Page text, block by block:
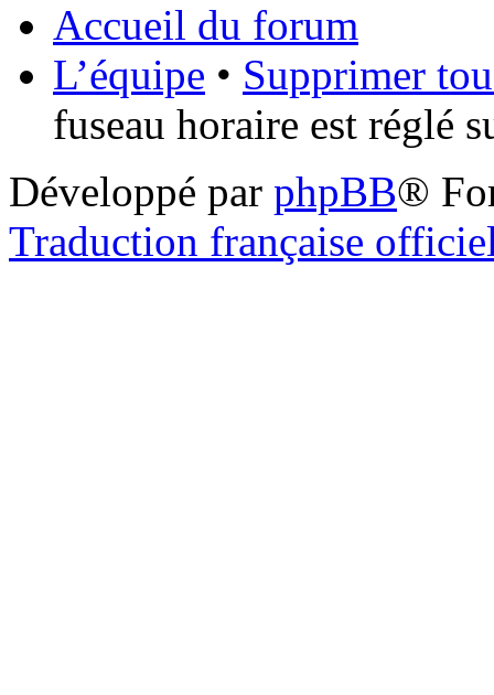
Accueil du forum
L’équipe • Supprimer
fuseau horaire est réglé
Développé par phpBB®
Traduction française